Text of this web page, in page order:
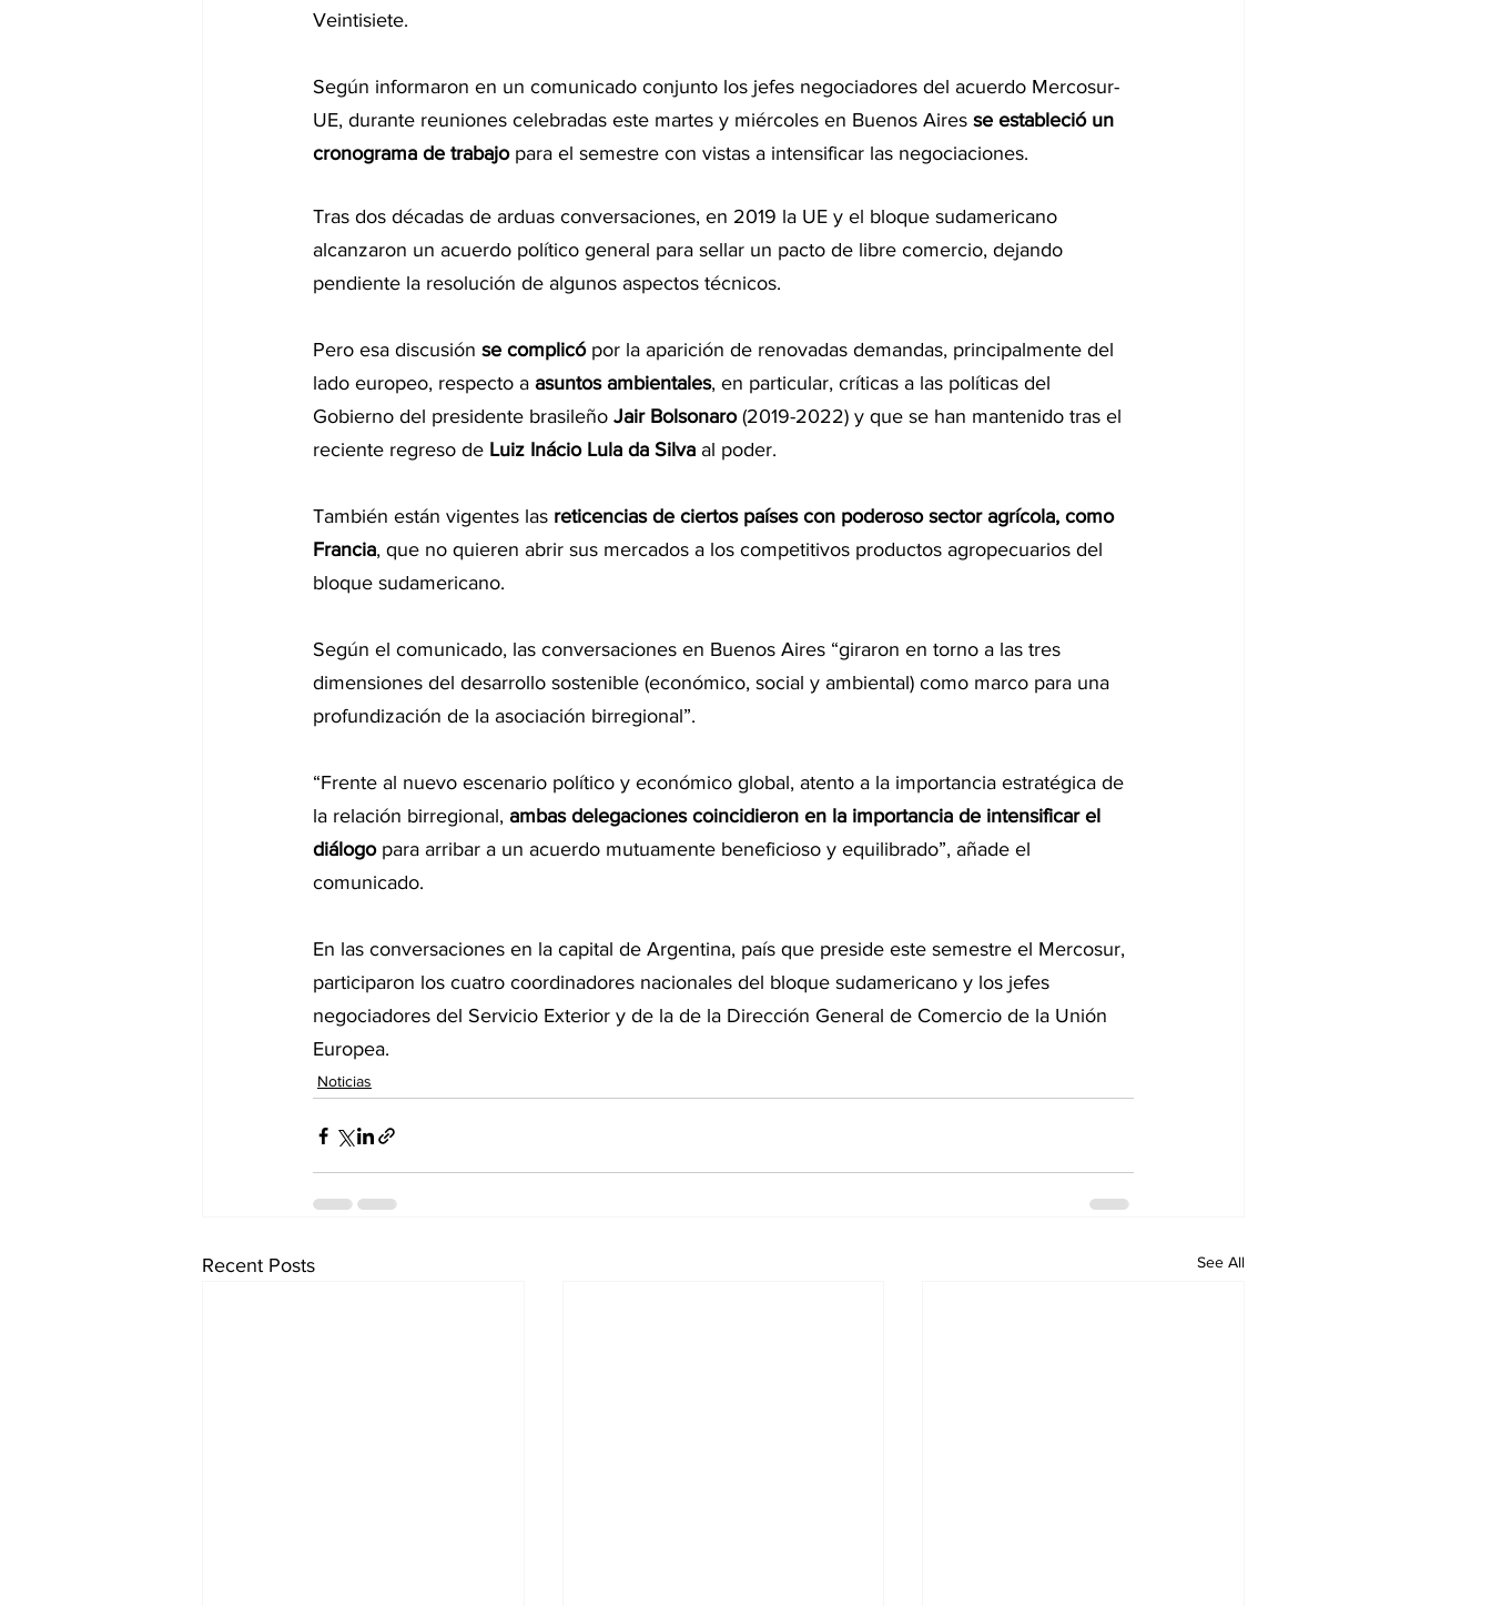
Veintisiete.
Según informaron en un comunicado conjunto los jefes negociadores del acuerdo Mercosur-
UE, durante reuniones celebradas este martes y miércoles en Buenos Aires se estableció un
cronograma de trabajo para el semestre con vistas a intensificar las negociaciones.
Tras dos décadas de arduas conversaciones, en 2019 la UE y el bloque sudamericano
alcanzaron un acuerdo político general para sellar un pacto de libre comercio, dejando
pendiente la resolución de algunos aspectos técnicos.
Pero esa discusión se complicó por la aparición de renovadas demandas, principalmente del
lado europeo, respecto a asuntos ambientales, en particular, críticas a las políticas del
Gobierno del presidente brasileño Jair Bolsonaro (2019-2022) y que se han mantenido tras el
reciente regreso de Luiz Inácio Lula da Silva al poder.
También están vigentes las reticencias de ciertos países con poderoso sector agrícola, como
Francia, que no quieren abrir sus mercados a los competitivos productos agropecuarios del
bloque sudamericano.
Según el comunicado, las conversaciones en Buenos Aires “giraron en torno a las tres
dimensiones del desarrollo sostenible (económico, social y ambiental) como marco para una
profundización de la asociación birregional”.
“Frente al nuevo escenario político y económico global, atento a la importancia estratégica de
la relación birregional, ambas delegaciones coincidieron en la importancia de intensificar el
diálogo para arribar a un acuerdo mutuamente beneficioso y equilibrado”, añade el
comunicado.
En las conversaciones en la capital de Argentina, país que preside este semestre el Mercosur,
participaron los cuatro coordinadores nacionales del bloque sudamericano y los jefes
negociadores del Servicio Exterior y de la de la Dirección General de Comercio de la Unión
Europea.
Noticias
Recent Posts See All